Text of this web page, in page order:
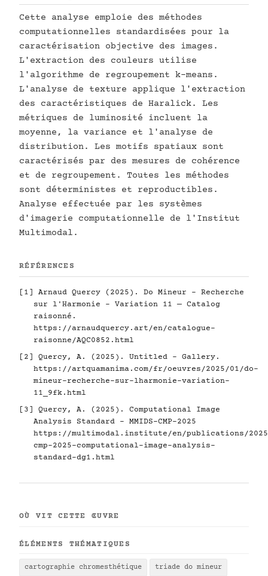
Cette analyse emploie des méthodes
computationnelles standardisées pour la
caractérisation objective des images.
L'extraction des couleurs utilise
l'algorithme de regroupement k-means.
L'analyse de texture applique l'extraction
des caractéristiques de Haralick. Les
métriques de luminosité incluent la
moyenne, la variance et l'analyse de
distribution. Les motifs spatiaux sont
caractérisés par des mesures de cohérence
et de regroupement. Toutes les méthodes
sont déterministes et reproductibles.
Analyse effectuée par les systèmes
d'imagerie computationnelle de l'Institut
Multimodal.
RÉFÉRENCES
[1] Arnaud Quercy (2025). Do Mineur - Recherche
sur l'Harmonie - Variation 11 — Catalog
raisonné.
https://arnaudquercy.art/en/catalogue-
raisonne/AQC0852.html
[2] Quercy, A. (2025). Untitled - Gallery.
https://artquamanima.com/fr/oeuvres/2025/01/do-
mineur-recherche-sur-lharmonie-variation-
11_9fk.html
[3] Quercy, A. (2025). Computational Image
Analysis Standard - MMIDS-CMP-2025
https://multimodal.institute/en/publications/2025/
cmp-2025-computational-image-analysis-
standard-dg1.html
OÙ VIT CETTE ŒUVRE
ÉLÉMENTS THÉMATIQUES
cartographie chromesthétique triade do mineur